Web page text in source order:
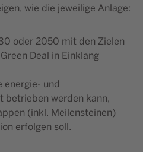
wie die jeweilige Anlage:
oder 2050 mit den Zielen
Deal in Einklang
energie- und
betrieben werden kann,
(inkl. Meilensteinen)
erfolgen soll.